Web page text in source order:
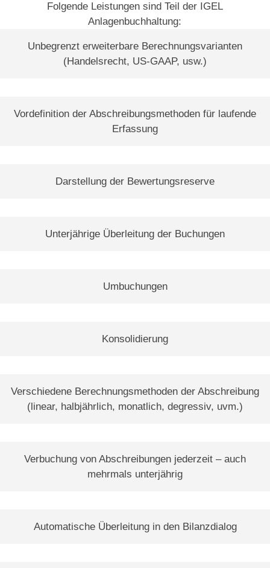
Folgende Leistungen sind Teil der IGEL
Anlagenbuchhaltung:
Unbegrenzt erweiterbare Berechnungsvarianten
(Handelsrecht, US-GAAP, usw.)
Vordefinition der Abschreibungsmethoden für laufende
Erfassung
Darstellung der Bewertungsreserve
Unterjährige Überleitung der Buchungen
Umbuchungen
Konsolidierung
Verschiedene Berechnungsmethoden der Abschreibung
(linear, halbjährlich, monatlich, degressiv, uvm.)
Verbuchung von Abschreibungen jederzeit – auch
mehrmals unterjährig
Automatische Überleitung in den Bilanzdialog